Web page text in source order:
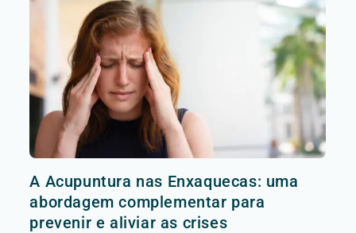
A Acupuntura nas Enxaquecas: uma
abordagem complementar para
prevenir e aliviar as crises